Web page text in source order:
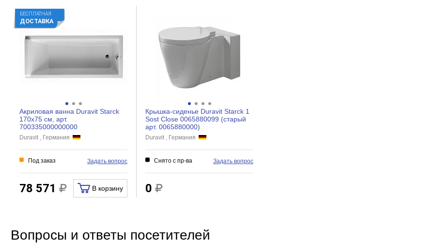
БЕСПЛАТНАЯ
ДОСТАВКА
Акриловая ванна Duravit Starck
170x75 см, арт.
700335000000000
Duravit , Германия
Под заказ Задать вопрос
78 571 В корзину
Крышка-сиденье Duravit Starck 1
Sost Close 0065880099 (старый
арт. 0065880000)
Duravit , Германия
Снято с пр-ва Задать вопрос
0
Вопросы и ответы посетителей